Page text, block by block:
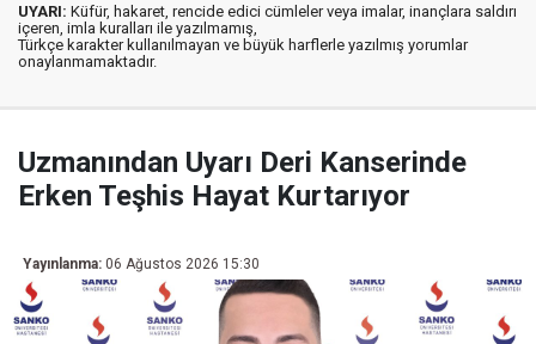
UYARI: Küfür, hakaret, rencide edici cümleler veya imalar, inançlara saldırı
içeren, imla kuralları ile yazılmamış,
Türkçe karakter kullanılmayan ve büyük harflerle yazılmış yorumlar
onaylanmamaktadır.
Uzmanından Uyarı Deri Kanserinde
Erken Teşhis Hayat Kurtarıyor
Yayınlanma: 06 Ağustos 2026 15:30